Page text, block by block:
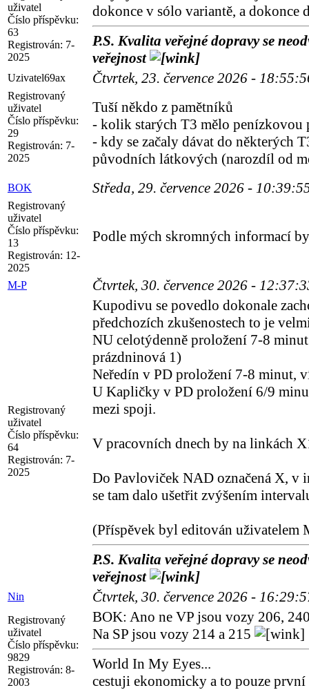
uživatel
Číslo příspěvku:
63
Registrován: 7-
2025
dokonce v sólo variantě, a dokonce
P.S. Kvalita veřejné dopravy se
veřejnost
Uzivatel69ax Čtvrtek, 23. července 2026 -
Registrovaný
uživatel
Číslo příspěvku:
29
Registrován: 7-
2025
Tuší někdo z pamětníků
- kolik starých T3 mělo penízkovou
- kdy se začaly dávat do některých
původních látkových (narozdíl od
BOK Středa, 29. července 2026 -
Registrovaný
uživatel
Číslo příspěvku:
13
Registrován: 12-
2025
Podle mých skromných informací
M-P Čtvrtek, 30. července 2026 -
Registrovaný
uživatel
Číslo příspěvku:
64
Registrován: 7-
2025
Kupodivu se povedlo dokonale
předchozích zkušenostech to je
NU celotýdenně proložení 7-8
prázdninová 1)
Neředín v PD proložení 7-8 minut,
U Kapličky v PD proložení 6/9
mezi spoji.
V pracovních dnech by na linkách
Do Pavloviček NAD označená X, v
se tam dalo ušetřit zvýšením
(Příspěvek byl editován uživatelem
P.S. Kvalita veřejné dopravy se
veřejnost
Nin Čtvrtek, 30. července 2026 -
Registrovaný
uživatel
Číslo příspěvku:
9829
Registrován: 8-
2003
BOK: Ano ne VP jsou vozy 206,
Na SP jsou vozy 214 a 215
World In My Eyes...
cestuji ekonomicky a to pouze